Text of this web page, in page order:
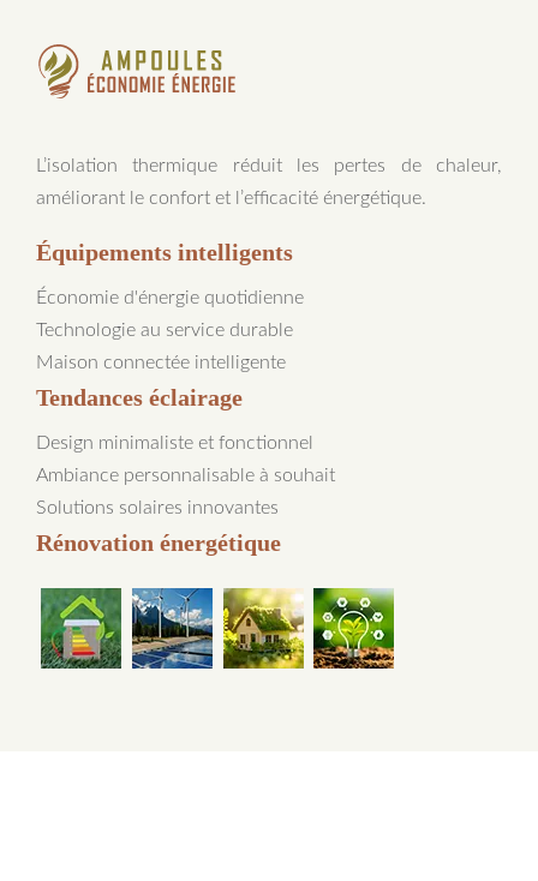
L’isolation thermique réduit les pertes de chaleur,
améliorant le confort et l’efficacité énergétique.
Équipements intelligents
Économie d'énergie quotidienne
Technologie au service durable
Maison connectée intelligente
Tendances éclairage
Design minimaliste et fonctionnel
Ambiance personnalisable à souhait
Solutions solaires innovantes
Rénovation énergétique